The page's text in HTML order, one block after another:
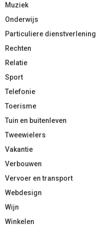
Muziek
Onderwijs
Particuliere dienstverlening
Rechten
Relatie
Sport
Telefonie
Toerisme
Tuin en buitenleven
Tweewielers
Vakantie
Verbouwen
Vervoer en transport
Webdesign
Wijn
Winkelen